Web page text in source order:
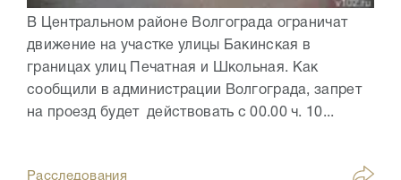
В Центральном районе Волгограда ограничат
движение на участке улицы Бакинская в
границах улиц Печатная и Школьная. Как
сообщили в администрации Волгограда, запрет
на проезд будет действовать с 00.00 ч. 10...
Расследования